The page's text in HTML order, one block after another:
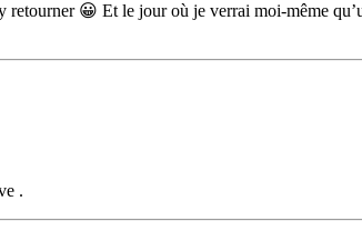
retourner 😀 Et le jour où je verrai moi-même
.